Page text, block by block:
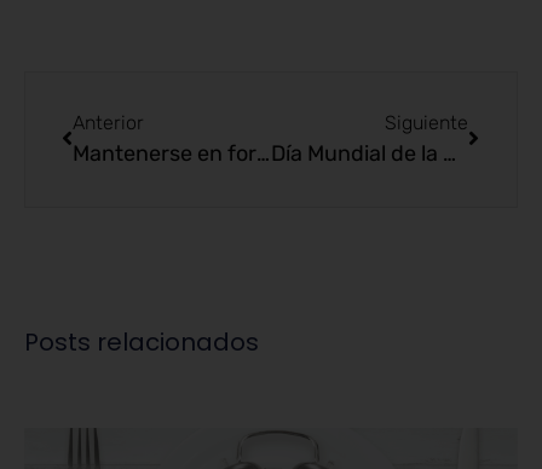
Anterior
Mantenerse en forma con Enforma Herbal
Siguiente
Día Mundial de la Alimentación: comer de manera saludable
Posts relacionados